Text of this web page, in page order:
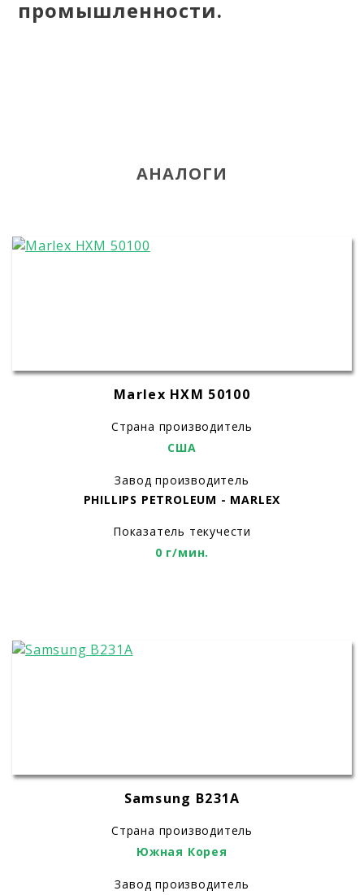
промышленности.
АНАЛОГИ
Marlex HXM 50100
Страна производитель
США
Завод производитель
PHILLIPS PETROLEUM - MARLEX
Показатель текучести
0 г/мин.
Samsung B231A
Страна производитель
Южная Корея
Завод производитель